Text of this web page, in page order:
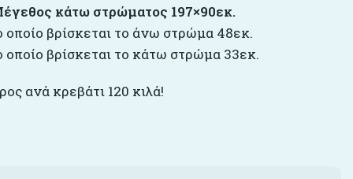
κάτω στρώματος 197×90εκ.
βρίσκεται το άνω στρώμα 48εκ.
βρίσκεται το κάτω στρώμα 33εκ.
ανά κρεβάτι 120 κιλά!